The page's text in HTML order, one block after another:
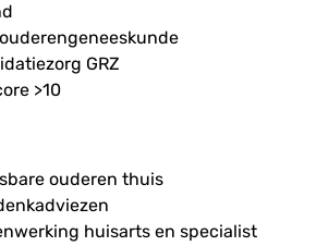
GRZ
>10
ouderen thuis
huisarts en specialist